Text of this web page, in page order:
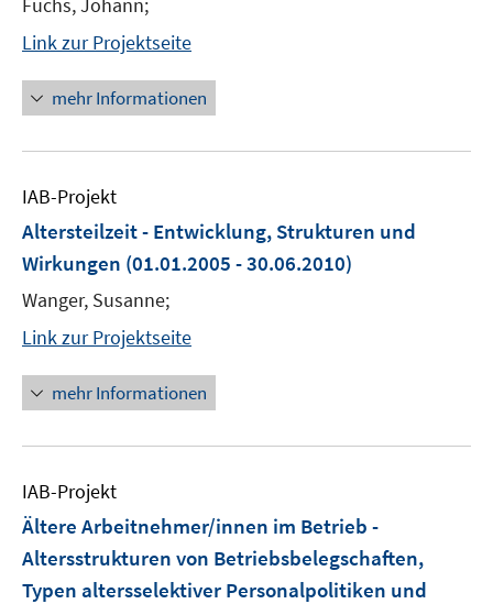
Link zur Projektseite
mehr Informationen
IAB-Projekt
Altersteilzeit - Entwicklung, Strukturen und
Wirkungen (01.01.2005 - 30.06.2010)
Wanger, Susanne;
Link zur Projektseite
mehr Informationen
IAB-Projekt
Ältere Arbeitnehmer/innen im Betrieb -
Altersstrukturen von Betriebsbelegschaften,
Typen altersselektiver Personalpolitiken und